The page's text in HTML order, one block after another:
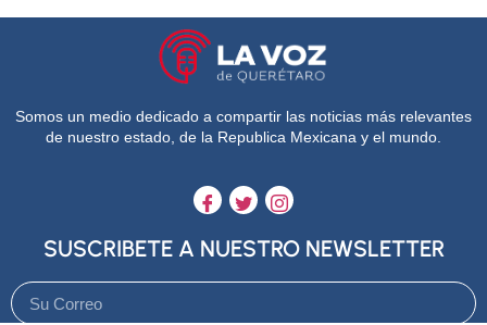
Somos un medio dedicado a compartir las noticias más relevantes
de nuestro estado, de la Republica Mexicana y el mundo.
SUSCRIBETE A NUESTRO NEWSLETTER